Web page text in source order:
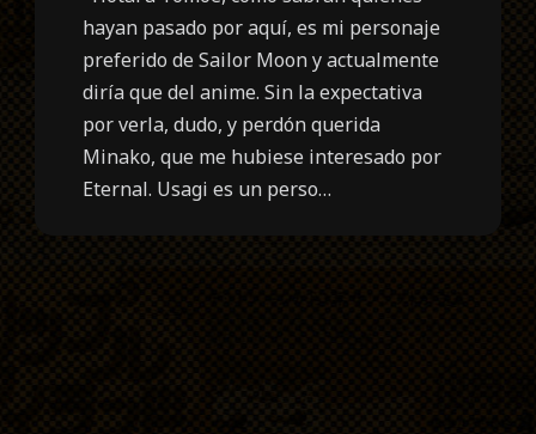
hayan pasado por aquí, es mi personaje
preferido de Sailor Moon y actualmente
diría que del anime. Sin la expectativa
por verla, dudo, y perdón querida
Minako, que me hubiese interesado por
Eternal. Usagi es un perso…